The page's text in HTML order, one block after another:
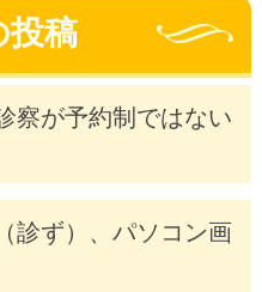
投稿
察が予約制ではない
診ず）、パソコン画